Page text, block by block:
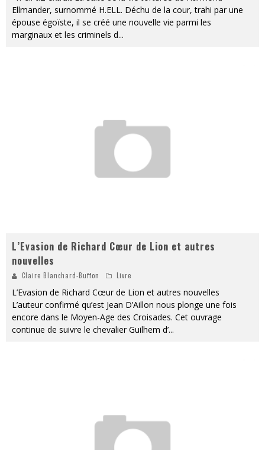
Ellmander, surnommé H.ELL. Déchu de la cour, trahi par une
épouse égoïste, il se créé une nouvelle vie parmi les
marginaux et les criminels d...
L’Evasion de Richard Cœur de Lion et autres
nouvelles
Claire Blanchard-Buffon Livre
L’Evasion de Richard Cœur de Lion et autres nouvelles
L’auteur confirmé qu’est Jean D’Aillon nous plonge une fois
encore dans le Moyen-Age des Croisades. Cet ouvrage
continue de suivre le chevalier Guilhem d’...